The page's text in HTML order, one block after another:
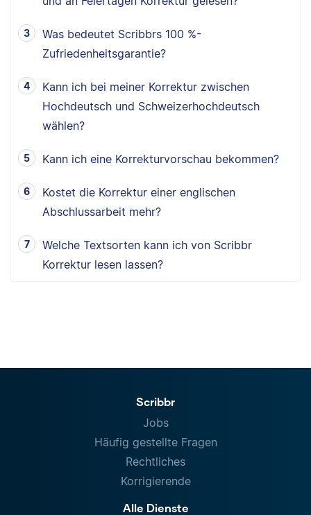
Was bedeutet Scribbrs 100 %-
Zufriedenheitsgarantie?
Kann ich bei meiner Korrektur zwischen
Hochdeutsch und Schweizerhochdeutsch
wählen?
Kann ich eine Korrekturvorschau bekommen?
Kostet die Korrektur einer englischen
Abschlussarbeit mehr?
Welche Textsorten kann ich von Scribbr
Korrektur lesen lassen?
Scribbr
Jobs
Häufig gestellte Fragen
Rechtliches
Korrigierende
Alle Dienste